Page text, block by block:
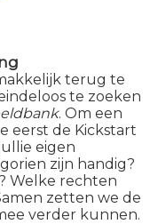
terug te
te zoeken
. Om een
eerst de Kickstart
eigen
zijn handig?
Welke rechten
zetten we de
verder kunnen.